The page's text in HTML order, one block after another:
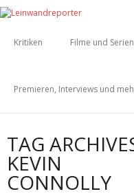
Kritiken Filme und
Premieren, Interviews und
TAG
KEVIN
CONNOLLY